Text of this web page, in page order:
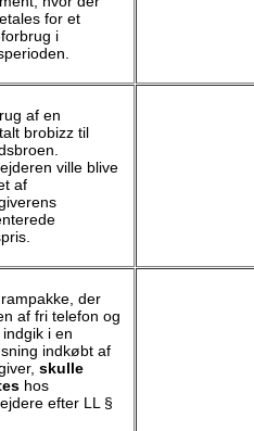
for et
i
af en
brobizz til
ville blive
af
der
af fri telefon og
i en
indkøbt af
skulle
hos
efter LL §